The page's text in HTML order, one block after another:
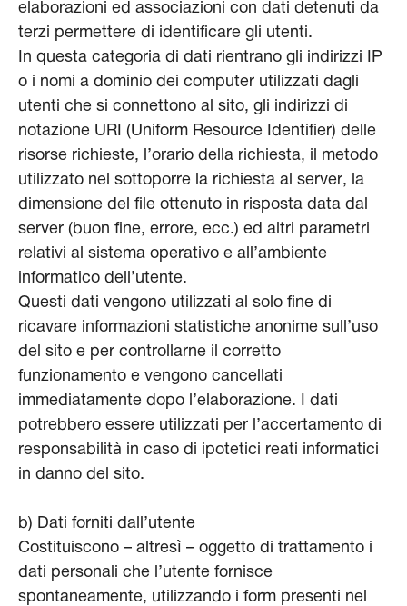
elaborazioni ed associazioni con dati detenuti da
terzi permettere di identificare gli utenti.
In questa categoria di dati rientrano gli indirizzi IP
o i nomi a dominio dei computer utilizzati dagli
utenti che si connettono al sito, gli indirizzi di
notazione URI (Uniform Resource Identifier) delle
risorse richieste, l’orario della richiesta, il metodo
utilizzato nel sottoporre la richiesta al server, la
dimensione del file ottenuto in risposta data dal
server (buon fine, errore, ecc.) ed altri parametri
relativi al sistema operativo e all’ambiente
informatico dell’utente.
Questi dati vengono utilizzati al solo fine di
ricavare informazioni statistiche anonime sull’uso
del sito e per controllarne il corretto
funzionamento e vengono cancellati
immediatamente dopo l’elaborazione. I dati
potrebbero essere utilizzati per l’accertamento di
responsabilità in caso di ipotetici reati informatici
in danno del sito.
b) Dati forniti dall’utente
Costituiscono – altresì – oggetto di trattamento i
dati personali che l’utente fornisce
spontaneamente, utilizzando i form presenti nel